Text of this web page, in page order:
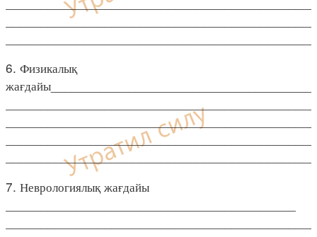
6. Физикалық
7. Неврологиялық жағдайы